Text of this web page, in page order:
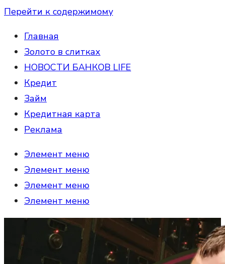
Перейти к содержимому
Главная
Золото в слитках
НОВОСТИ БАНКОВ LIFE
Кредит
Займ
Кредитная карта
Реклама
Элемент меню
Элемент меню
Элемент меню
Элемент меню